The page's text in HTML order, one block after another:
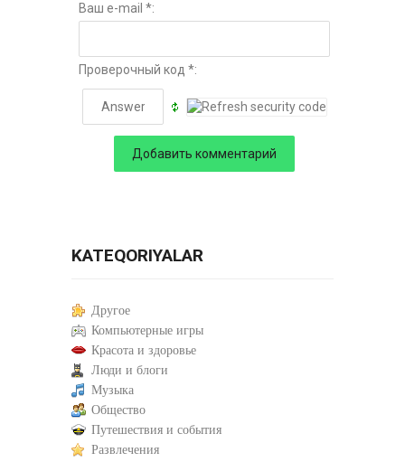
Ваш e-mail *:
Проверочный код *:
KATEQORIYALAR
Другое
Компьютерные игры
Красота и здоровье
Люди и блоги
Музыка
Общество
Путешествия и события
Развлечения